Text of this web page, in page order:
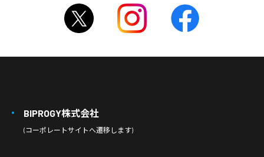
BIPROGY株式会社
(コーポレートサイトへ遷移します)